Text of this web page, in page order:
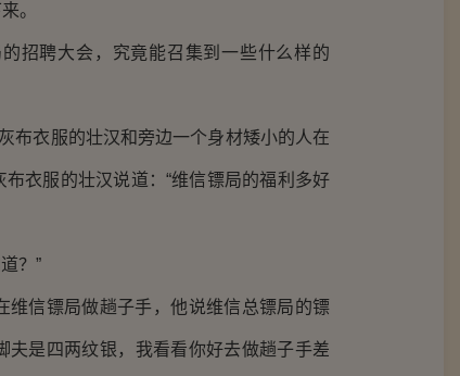
。
聘大会，究竟能召集到一些什么样的
衣服的壮汉和旁边一个身材矮小的人在
衣服的壮汉说道：“维信镖局的福利多好
？”
信镖局做趟子手，他说维信总镖局的镖
夫是四两纹银，我看看你好去做趟子手差